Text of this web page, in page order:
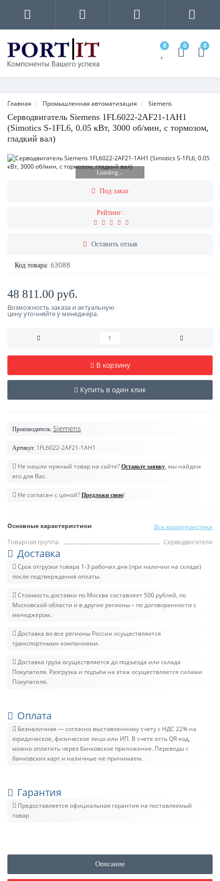
0 0 0
Главная Промышленная автоматизация Siemens
Серводвигатель Siemens 1FL6022-2AF21-1AH1
(Simotics S-1FL6, 0.05 кВт, 3000 об/мин, с тормозом,
гладкий вал)
Loading...
Под заказ
Рейтинг:
Оставить отзыв
Код товара: 63088
48 811.00 руб.
Возможность заказа и актуальную
цену уточняйте у менеджера.
В корзину
Купить в один клик
Производитель: Siemens
Артикул: 1FL6022-2AF21-1AH1
Не нашли нужный товар на сайте? Оставьте заявку, мы найдем
его для Вас.
Не согласен с ценой? Предложи свою!
Основные характеристики Все характеристики
Товарная группа: Серводвигатели
Доставка
Срок отгрузки товара 1-3 рабочих дня (при наличии на складе)
после подтверждения оплаты.
Стоимость доставки по Москве составляет 500 рублей, по
Московской области и в другие регионы – по договоренности с
менеджером.
Доставка во все регионы России осуществляется
транспортными компаниями.
Доставка груза осуществляется до подъезда или склада
Покупателя. Разгрузка и подъём на этаж осуществляется силами
Покупателя.
Оплата
Безналичная — согласно выставленному счету c НДС 22% на
юридическое, физическое лицо или ИП. В счете есть QR-код,
можно оплатить через банковское приложение. Переводы с
банковских карт и наличные не принимаем.
Гарантия
Предоставляется официальная гарантия на поставляемый
товар
Описание